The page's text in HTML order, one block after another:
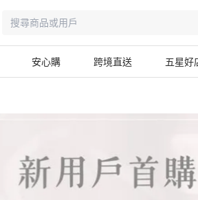
安心購 跨境直送 五星好